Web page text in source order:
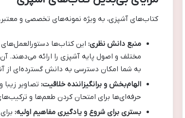
کتاب‌های آشپزی، به ویژه نمونه‌های تخصصی و
منبع دانش نظری: این کتاب‌ها دستورالعمل‌های
مختلف و اصول پایه آشپزی را ارائه می‌دهند.
به شما امکان دسترسی به دانش گسترده‌ای
الهام‌بخش و برانگیزاننده خلاقیت: تصاویر
حرفه‌ای‌ها برای امتحان کردن طعم‌ها و
بستری برای شروع و یادگیری مفاهیم اولیه: